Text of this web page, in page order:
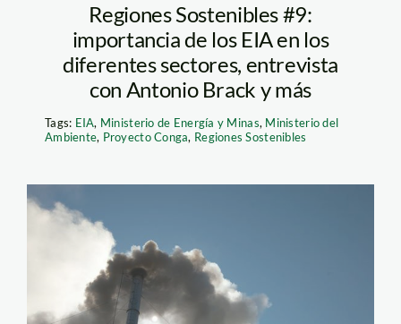
Regiones Sostenibles #9:
importancia de los EIA en los
diferentes sectores, entrevista
con Antonio Brack y más
Tags: EIA, Ministerio de Energía y Minas, Ministerio del
Ambiente, Proyecto Conga, Regiones Sostenibles